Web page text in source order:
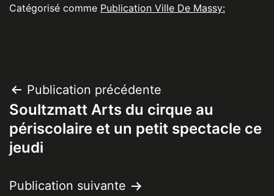
Catégorisé comme Publication Ville De Massy:
Navigation
de
l’article
Publication précédente
Soultzmatt Arts du cirque au
périscolaire et un petit spectacle ce
jeudi
Publication suivante